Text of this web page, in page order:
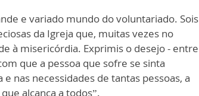
e variado mundo do voluntariado. Sois
da Igreja que, muitas vezes no
à misericórdia. Exprimis o desejo - entre
que a pessoa que sofre se sinta
nas necessidades de tantas pessoas, a
alcança a todos”.